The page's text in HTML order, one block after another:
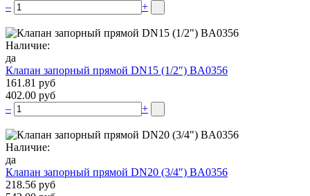
–
+
Наличие:
да
Клапан запорный прямой DN15 (1/2″) BA0356
161.81 руб
402.00 руб
–
+
Наличие:
да
Клапан запорный прямой DN20 (3/4″) BA0356
218.56 руб